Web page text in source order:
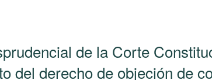
de la Corte
del derecho de objeción de